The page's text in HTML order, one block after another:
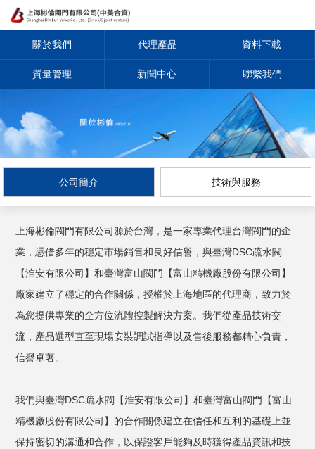
關於我們 代理產品 資料下載
質量管理 新聞中心 聯繫我們
公司簡介 技術與服務
上海彬倫閥門有限公司源於台灣，是一家專業代理台灣閥門的企
業，憑借多年的穩定市場銷售和良好信譽，與臺灣DSC疏水閥
【淮安有限公司】和臺灣富山閥門【富山精機廠股份有限公司】
廠家建立了穩定的合作關係，授權於上海地區的代理商，致力於
為您提供專業的全方位流體控製解決方案。我們從產品技術交
流，產品選型直至現場安裝調試指導以及售後服務都精心負責，
信譽卓著。
我們與臺灣DSC疏水閥【淮安有限公司】和臺灣富山閥門【富山
精機廠股份有限公司】的合作關係建立在信任和互利的基礎上並
保持密切的溝通和合作，以保證客戶能夠及時獲得產品資訊和技